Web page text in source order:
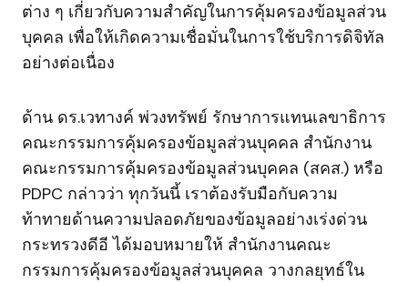
ต่าง ๆ เกี่ยวกับความสำคัญในการคุ้มครองข้อมูลส่วน
บุคคล เพื่อให้เกิดความเชื่อมั่นในการใช้บริการดิจิทัล
อย่างต่อเนื่อง
ด้าน ดร.เวทางค์ พ่วงทรัพย์ รักษาการแทนเลขาธิการ
คณะกรรมการคุ้มครองข้อมูลส่วนบุคคล สำนักงาน
คณะกรรมการคุ้มครองข้อมูลส่วนบุคคล (สคส.) หรือ
PDPC กล่าวว่า ทุกวันนี้ เราต้องรับมือกับความ
ท้าทายด้านความปลอดภัยของข้อมูลอย่างเร่งด่วน
กระทรวงดีอี ได้มอบหมายให้ สำนักงานคณะ
กรรมการคุ้มครองข้อมูลส่วนบุคคล วางกลยุทธ์ใน